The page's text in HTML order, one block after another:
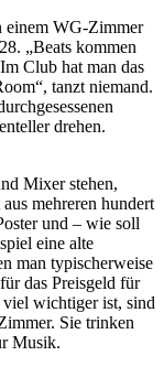
einem WG-Zimmer
„Beats kommen
Club hat man das
tanzt niemand.
drehen.
Mixer stehen,
mehreren hundert
und – wie soll
eine alte
man typischerweise
das Preisgeld für
viel wichtiger ist, sind
Sie trinken
Musik.